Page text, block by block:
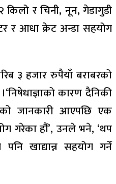
र चिनी, नून, गेडागुडी
आधा क्रेट अन्डा सहयोग
३ हजार रुपैयाँ बराबरको
कारण दैनिकी
जानकारी आएपछि एक
गरेका हौं’, उनले भने, ‘थप
खाद्यान्न सहयोग गर्ने